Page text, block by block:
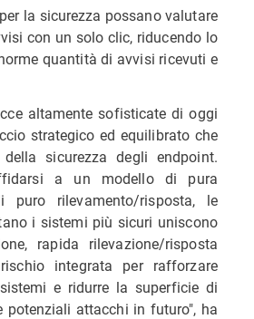
la sicurezza possano valutare
con un solo clic, riducendo lo
quantità di avvisi ricevuti e
altamente sofisticate di oggi
strategico ed equilibrato che
sicurezza degli endpoint.
a un modello di pura
puro rilevamento/risposta, le
i sistemi più sicuri uniscono
rapida rilevazione/risposta
integrata per rafforzare
e ridurre la superficie di
potenziali attacchi in futuro", ha